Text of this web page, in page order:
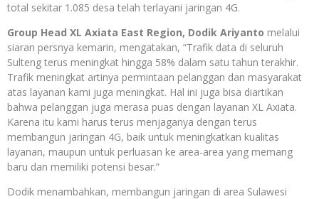
total sekitar 1.085 desa telah terlayani jaringan 4G.
Group Head XL Axiata East Region, Dodik Ariyanto melalui
siaran persnya kemarin, mengatakan, “Trafik data di seluruh
Sulteng terus meningkat hingga 58% dalam satu tahun terakhir.
Trafik meningkat artinya permintaan pelanggan dan masyarakat
atas layanan kami juga meningkat. Hal ini juga bisa diartikan
bahwa pelanggan juga merasa puas dengan layanan XL Axiata.
Karena itu kami harus terus menjaganya dengan terus
membangun jaringan 4G, baik untuk meningkatkan kualitas
layanan, maupun untuk perluasan ke area-area yang memang
baru dan memiliki potensi besar.”
Dodik menambahkan, membangun jaringan di area Sulawesi